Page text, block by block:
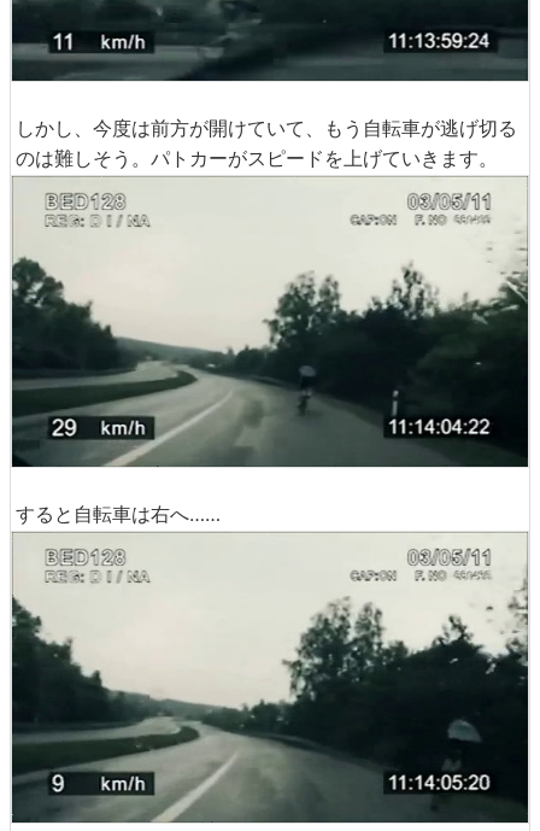
しかし、今度は前方が開けていて、もう自転車が逃げ切る
のは難しそう。パトカーがスピードを上げていきます。
すると自転車は右へ……